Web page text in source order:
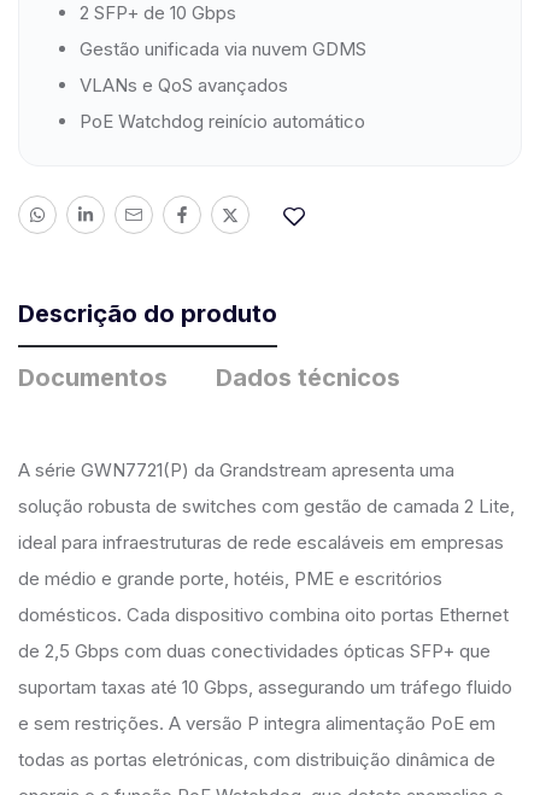
2 SFP+ de 10 Gbps
Gestão unificada via nuvem GDMS
VLANs e QoS avançados
PoE Watchdog reinício automático
Descrição do produto
Documentos Dados técnicos
A série GWN7721(P) da Grandstream apresenta uma
solução robusta de switches com gestão de camada 2 Lite,
ideal para infraestruturas de rede escaláveis em empresas
de médio e grande porte, hotéis, PME e escritórios
domésticos. Cada dispositivo combina oito portas Ethernet
de 2,5 Gbps com duas conectividades ópticas SFP+ que
suportam taxas até 10 Gbps, assegurando um tráfego fluido
e sem restrições. A versão P integra alimentação PoE em
todas as portas eletrónicas, com distribuição dinâmica de